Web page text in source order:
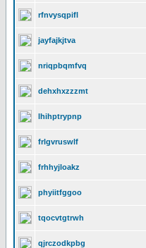
rfnvysqpifl
jayfajkjtva
nriqpbqmfvq
dehxhxzzzmt
lhihptrypnp
frlgvruswlf
frhhyjloakz
phyiitfggoo
tqocvtgtrwh
qjrczodkpbg